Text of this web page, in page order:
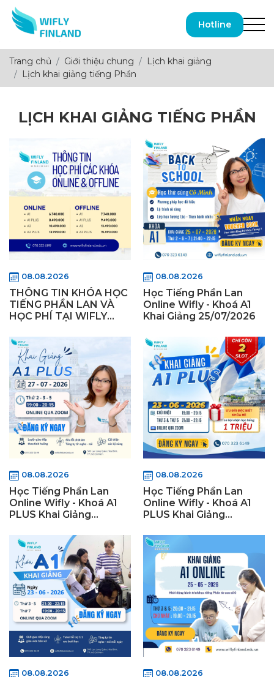
Hotline
Trang chủ Giới thiệu chung
Lịch khai giảng
Lịch khai giảng tiếng Phần
LỊCH KHAI GIẢNG TIẾNG PHẦN
08.08.2026
THÔNG TIN KHÓA HỌC
TIẾNG PHẦN LAN VÀ
HỌC PHÍ TẠI WIFLY
08.08.2026
Học Tiếng Phần Lan
Online Wifly - Khoá A1
Khai Giảng 25/07/2026
08.08.2026
Học Tiếng Phần Lan
Online Wifly - Khoá A1
PLUS Khai Giảng
08.08.2026
Học Tiếng Phần Lan
Online Wifly - Khoá A1
PLUS Khai Giảng
08.08.2026 08.08.2026